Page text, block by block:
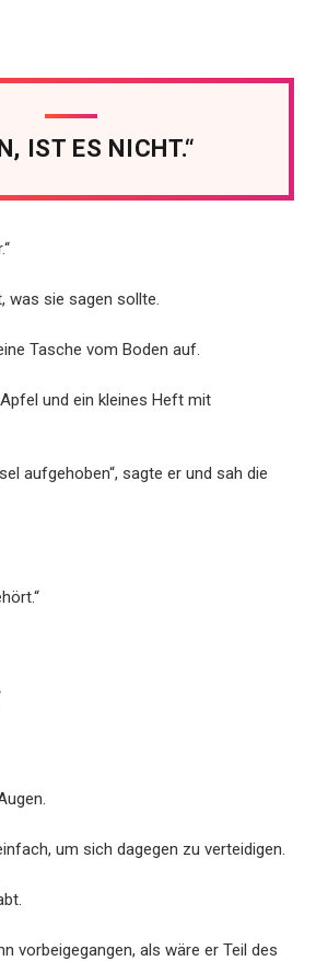
IST ES NICHT.“
was sie sagen sollte.
Tasche vom Boden auf.
und ein kleines Heft mit
aufgehoben“, sagte er und sah die
um sich dagegen zu verteidigen.
vorbeigegangen, als wäre er Teil des